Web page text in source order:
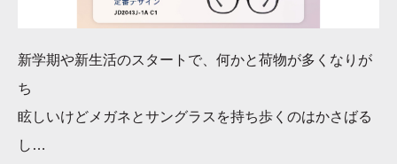
新学期や新生活のスタートで、何かと荷物が多くなりが
ち
眩しいけどメガネとサングラスを持ち歩くのはかさばる
し…